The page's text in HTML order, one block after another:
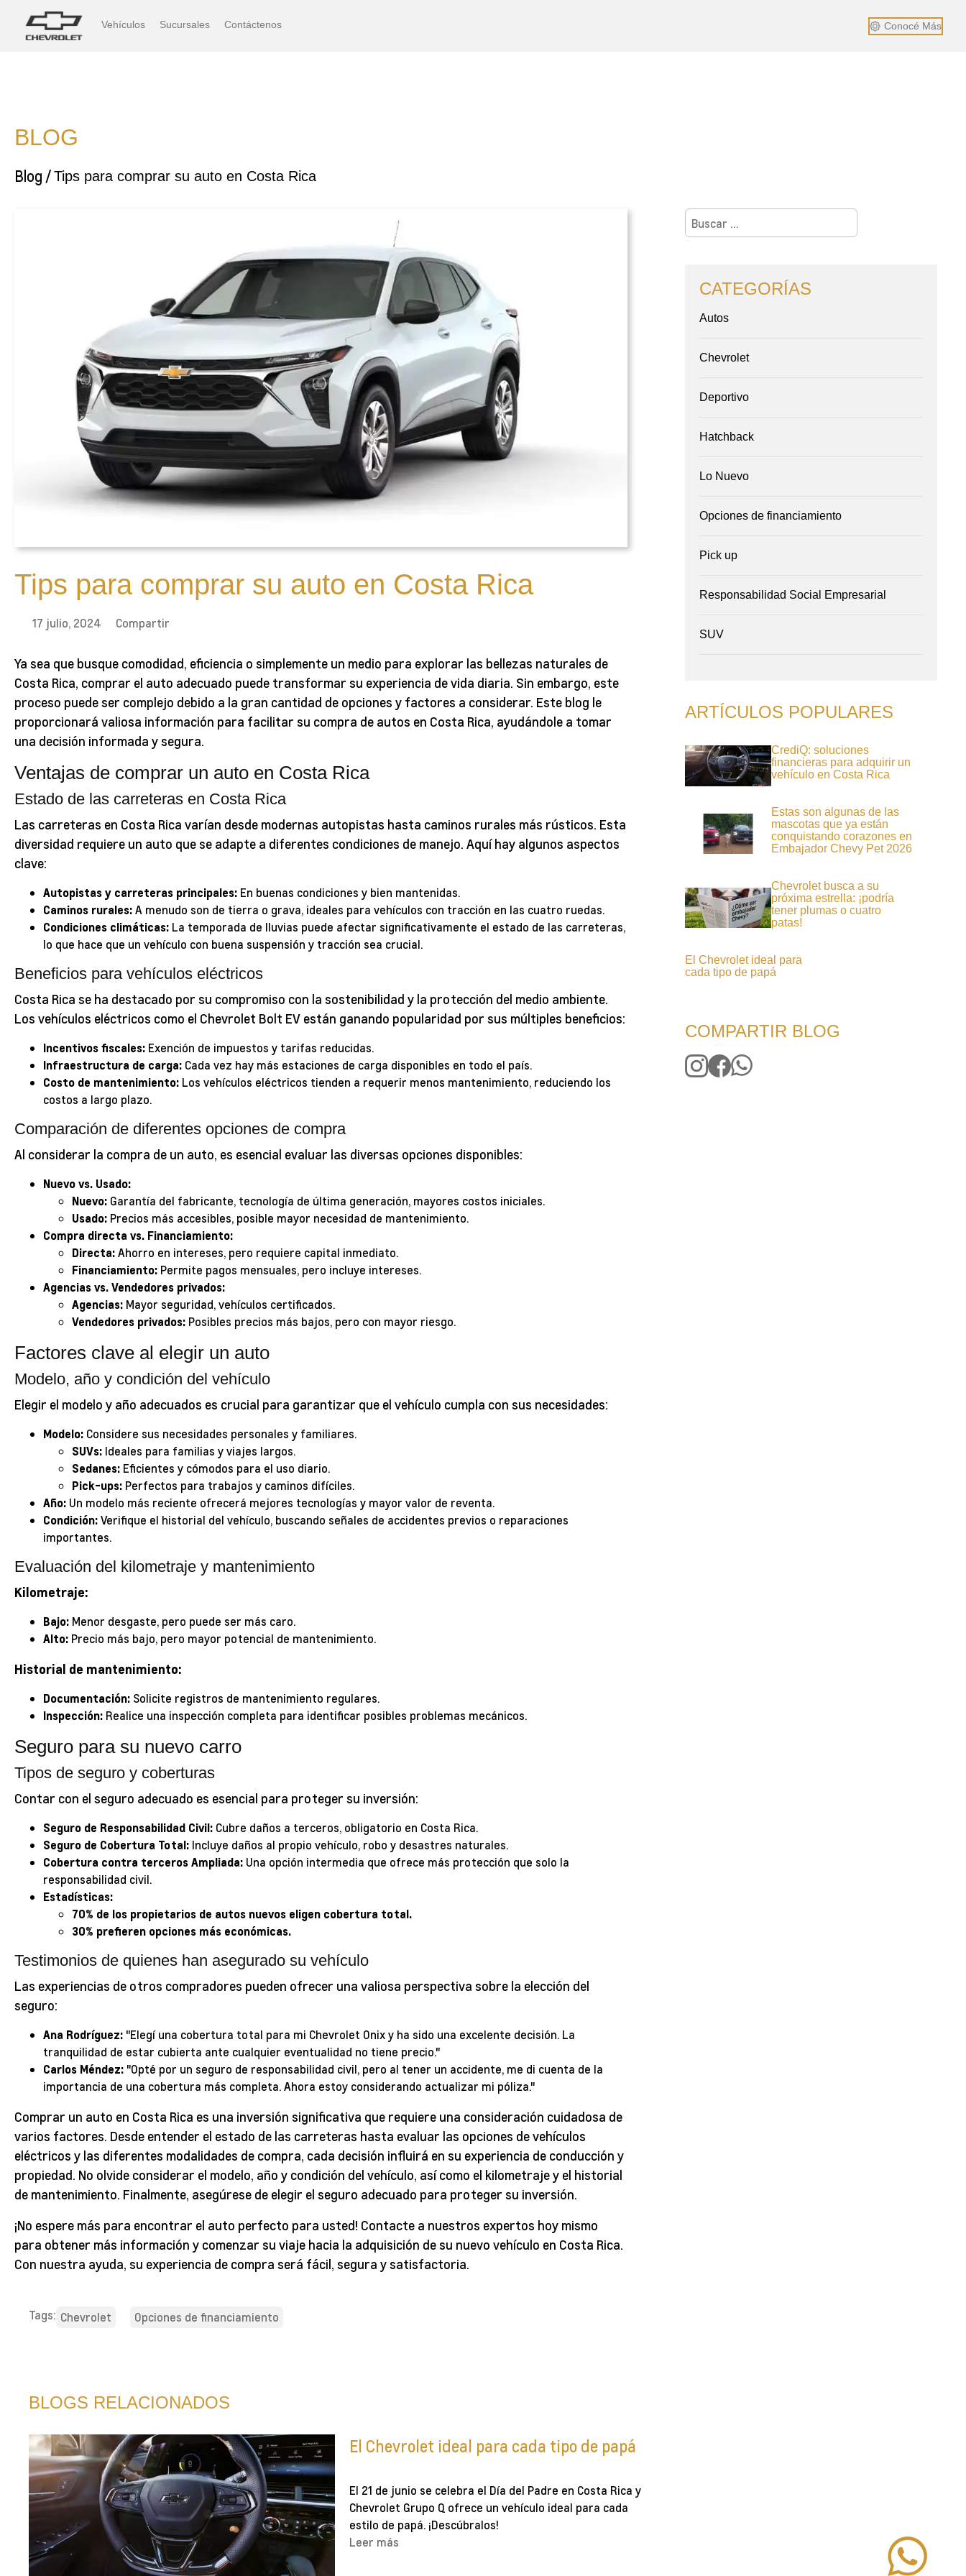
Vehículos Sucursales Contáctenos Conocé Más
BLOG
Blog /Tips para comprar su auto en Costa Rica
Tips para comprar su auto en Costa Rica
17 julio, 2024 Compartir
Ya sea que busque comodidad, eficiencia o simplemente un medio para explorar las bellezas naturales de
Costa Rica, comprar el auto adecuado puede transformar su experiencia de vida diaria. Sin embargo, este
proceso puede ser complejo debido a la gran cantidad de opciones y factores a considerar. Este blog le
proporcionará valiosa información para facilitar su compra de autos en Costa Rica, ayudándole a tomar
una decisión informada y segura.
Ventajas de comprar un auto en Costa Rica
Estado de las carreteras en Costa Rica
Las carreteras en Costa Rica varían desde modernas autopistas hasta caminos rurales más rústicos. Esta
diversidad requiere un auto que se adapte a diferentes condiciones de manejo. Aquí hay algunos aspectos
clave:
Autopistas y carreteras principales: En buenas condiciones y bien mantenidas.
Caminos rurales:A menudo son de tierra o grava, ideales para vehículos con tracción en las cuatro ruedas.
Condiciones climáticas: La temporada de lluvias puede afectar significativamente el estado de las carreteras,
lo que hace que un vehículo con buena suspensión y tracción sea crucial.
Beneficios para vehículos eléctricos
Costa Rica se ha destacado por su compromiso con la sostenibilidad y la protección del medio ambiente.
Los vehículos eléctricos como el Chevrolet Bolt EV están ganando popularidad por sus múltiples beneficios:
Incentivos fiscales: Exención de impuestos y tarifas reducidas.
Infraestructura de carga: Cada vez hay más estaciones de carga disponibles en todo el país.
Costo de mantenimiento: Los vehículos eléctricos tienden a requerir menos mantenimiento, reduciendo los
costos a largo plazo.
Comparación de diferentes opciones de compra
Al considerar la compra de un auto, es esencial evaluar las diversas opciones disponibles:
Nuevo vs. Usado:
Nuevo: Garantía del fabricante, tecnología de última generación, mayores costos iniciales.
Usado: Precios más accesibles, posible mayor necesidad de mantenimiento.
Compra directa vs. Financiamiento:
Directa:Ahorro en intereses, pero requiere capital inmediato.
Financiamiento: Permite pagos mensuales, pero incluye intereses.
Agencias vs. Vendedores privados:
Agencias: Mayor seguridad, vehículos certificados.
Vendedores privados: Posibles precios más bajos, pero con mayor riesgo.
Factores clave al elegir un auto
Modelo, año y condición del vehículo
Elegir el modelo y año adecuados es crucial para garantizar que el vehículo cumpla con sus necesidades:
Modelo: Considere sus necesidades personales y familiares.
SUVs: Ideales para familias y viajes largos.
Sedanes: Eficientes y cómodos para el uso diario.
Pick-ups: Perfectos para trabajos y caminos difíciles.
Año: Un modelo más reciente ofrecerá mejores tecnologías y mayor valor de reventa.
Condición:Verifique el historial del vehículo, buscando señales de accidentes previos o reparaciones
importantes.
Evaluación del kilometraje y mantenimiento
Kilometraje:
Bajo: Menor desgaste, pero puede ser más caro.
Alto: Precio más bajo, pero mayor potencial de mantenimiento.
Historial de mantenimiento:
Documentación: Solicite registros de mantenimiento regulares.
Inspección: Realice una inspección completa para identificar posibles problemas mecánicos.
Seguro para su nuevo carro
Tipos de seguro y coberturas
Contar con el seguro adecuado es esencial para proteger su inversión:
Seguro de Responsabilidad Civil: Cubre daños a terceros, obligatorio en Costa Rica.
Seguro de Cobertura Total: Incluye daños al propio vehículo, robo y desastres naturales.
Cobertura contra terceros Ampliada: Una opción intermedia que ofrece más protección que solo la
responsabilidad civil.
Estadísticas:
70% de los propietarios de autos nuevos eligen cobertura total.
30% prefieren opciones más económicas.
Testimonios de quienes han asegurado su vehículo
Las experiencias de otros compradores pueden ofrecer una valiosa perspectiva sobre la elección del
seguro:
Ana Rodríguez: "Elegí una cobertura total para mi Chevrolet Onix y ha sido una excelente decisión. La
tranquilidad de estar cubierta ante cualquier eventualidad no tiene precio."
Carlos Méndez: "Opté por un seguro de responsabilidad civil, pero al tener un accidente, me di cuenta de la
importancia de una cobertura más completa. Ahora estoy considerando actualizar mi póliza."
Comprar un auto en Costa Rica es una inversión significativa que requiere una consideración cuidadosa de
varios factores. Desde entender el estado de las carreteras hasta evaluar las opciones de vehículos
eléctricos y las diferentes modalidades de compra, cada decisión influirá en su experiencia de conducción y
propiedad. No olvide considerar el modelo, año y condición del vehículo, así como el kilometraje y el historial
de mantenimiento. Finalmente, asegúrese de elegir el seguro adecuado para proteger su inversión.
¡No espere más para encontrar el auto perfecto para usted! Contacte a nuestros expertos hoy mismo
para obtener más información y comenzar su viaje hacia la adquisición de su nuevo vehículo en Costa Rica.
Con nuestra ayuda, su experiencia de compra será fácil, segura y satisfactoria.
Tags: Chevrolet Opciones de financiamiento
Buscar:
CATEGORÍAS
Autos
Chevrolet
Deportivo
Hatchback
Lo Nuevo
Opciones de financiamiento
Pick up
Responsabilidad Social Empresarial
SUV
ARTÍCULOS POPULARES
CrediQ: soluciones
financieras para adquirir un
vehículo en Costa Rica
Estas son algunas de las
mascotas que ya están
conquistando corazones en
Embajador Chevy Pet 2026
Chevrolet busca a su
próxima estrella: ¡podría
tener plumas o cuatro
patas!
El Chevrolet ideal para
cada tipo de papá
COMPARTIR BLOG
BLOGS RELACIONADOS
El Chevrolet ideal para cada tipo de papá
El 21 de junio se celebra el Día del Padre en Costa Rica y
Chevrolet Grupo Q ofrece un vehículo ideal para cada
estilo de papá. ¡Descúbralos!
Leer más